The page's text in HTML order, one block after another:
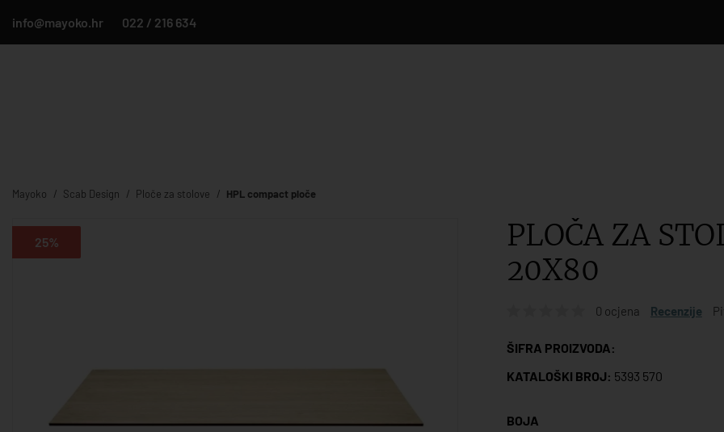
info@mayoko.hr 022 / 216 634
Mayoko Scab Design Ploče za stolove HPL compact ploče
25%
PLOČA ZA
20X80
0 ocjena Recenzije
ŠIFRA PROIZVODA:
KATALOŠKI BROJ: 5393 570
BOJA